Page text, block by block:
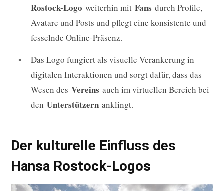
Rostock-Logo weiterhin mit Fans durch Profile,
Avatare und Posts und pflegt eine konsistente und
fesselnde Online-Präsenz.
Das Logo fungiert als visuelle Verankerung in
digitalen Interaktionen und sorgt dafür, dass das
Wesen des Vereins auch im virtuellen Bereich bei
den Unterstützern anklingt.
Der kulturelle Einfluss des
Hansa Rostock-Logos